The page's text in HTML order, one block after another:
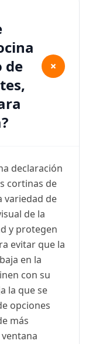
de
+
declaración
cortinas de
variedad de
de la
y protegen
evitar que la
en la
con su
la que se
opciones
más